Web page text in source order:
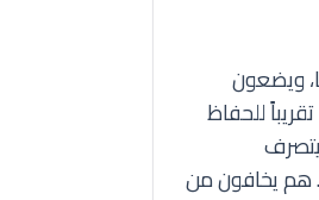
ويضعون
للحفاظ
هم يخافون من